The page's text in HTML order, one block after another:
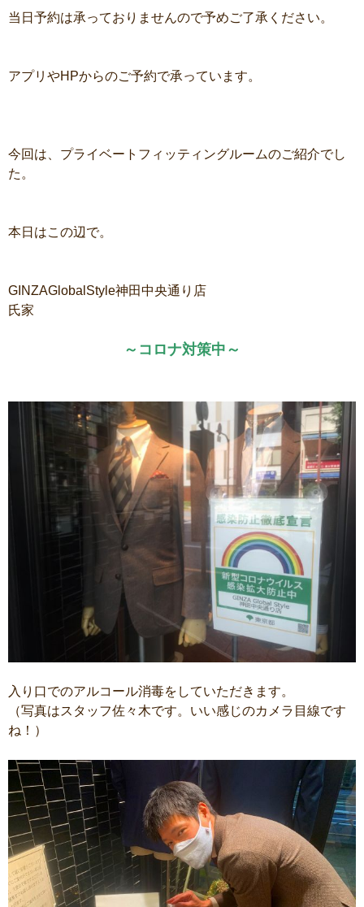
当日予約は承っておりませんので予めご了承ください。
アプリやHPからのご予約で承っています。
今回は、プライベートフィッティングルームのご紹介でし
た。
本日はこの辺で。
GINZAGlobalStyle神田中央通り店
氏家
～コロナ対策中～
入り口でのアルコール消毒をしていただきます。
（写真はスタッフ佐々木です。いい感じのカメラ目線です
ね！）